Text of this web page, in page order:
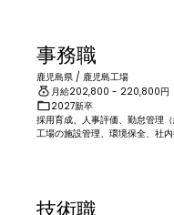
事務職
鹿児島県 / 鹿児島工場
月給202,800 - 220,800円
2027新卒
採用育成、人事評価、勤怠管理（
工場の施設管理、環境保全、社